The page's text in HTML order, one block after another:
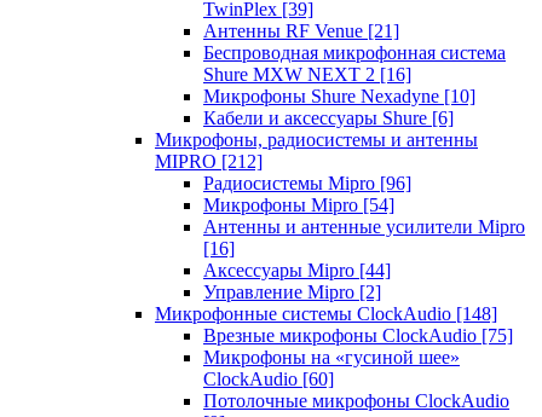
TwinPlex [39]
Антенны RF Venue [21]
Беспроводная микрофонная система
Shure MXW NEXT 2 [16]
Микрофоны Shure Nexadyne [10]
Кабели и аксессуары Shure [6]
Микрофоны, радиосистемы и антенны
MIPRO [212]
Радиосистемы Mipro [96]
Микрофоны Mipro [54]
Антенны и антенные усилители Mipro
[16]
Аксессуары Mipro [44]
Управление Mipro [2]
Микрофонные системы ClockAudio [148]
Врезные микрофоны ClockAudio [75]
Микрофоны на «гусиной шее»
ClockAudio [60]
Потолочные микрофоны ClockAudio